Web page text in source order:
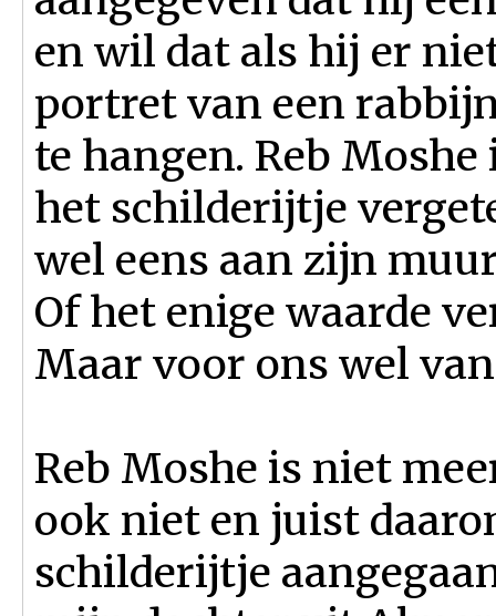
en wil dat als hij er
portret van een
te hangen. Reb
het schilderijtje
wel eens aan zijn
Of het enige waarde
Maar voor ons wel
Reb Moshe is niet
ook niet en juist
schilderijtje